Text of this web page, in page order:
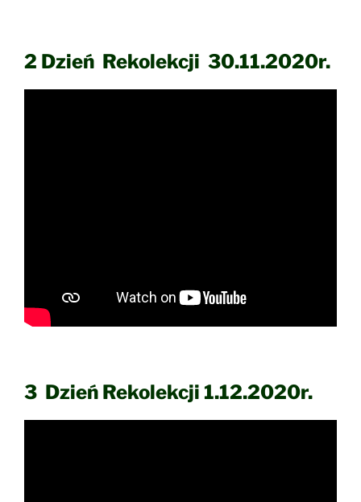
2 Dzień Rekolekcji 30.11.2020r.
3 Dzień Rekolekcji 1.12.2020r.